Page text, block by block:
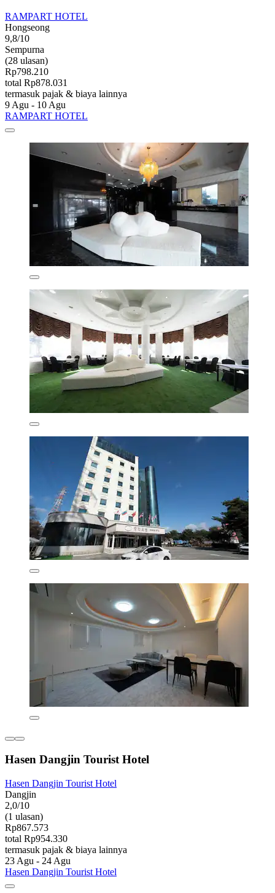
RAMPART HOTEL
Hongseong
9,8/10
Sempurna
(28 ulasan)
Rp798.210
total Rp878.031
termasuk pajak & biaya lainnya
9 Agu - 10 Agu
RAMPART HOTEL
Hasen Dangjin Tourist Hotel
Hasen Dangjin Tourist Hotel
Dangjin
2,0/10
(1 ulasan)
Rp867.573
total Rp954.330
termasuk pajak & biaya lainnya
23 Agu - 24 Agu
Hasen Dangjin Tourist Hotel